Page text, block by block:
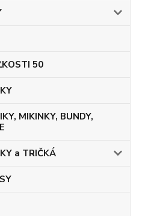
50
MIKINKY, BUNDY,
a TRIČKÁ